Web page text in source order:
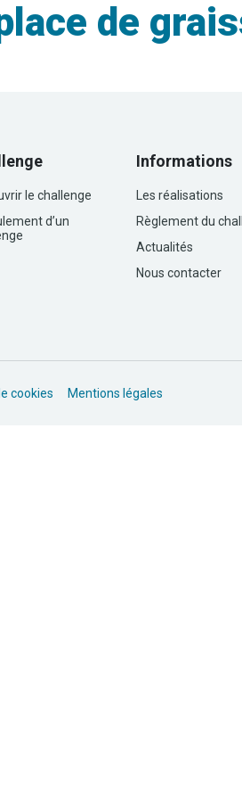
de
le challenge
d’un
Informations
Les réalisations
Règlement du
Actualités
Nous contacter
cookies Mentions légales